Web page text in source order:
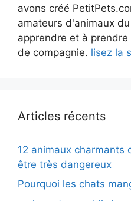
avons créé
amateurs d'animaux
apprendre et à
de compagnie. lisez la
Articles récents
12 animaux charmants
être très dangereux
Pourquoi les chats